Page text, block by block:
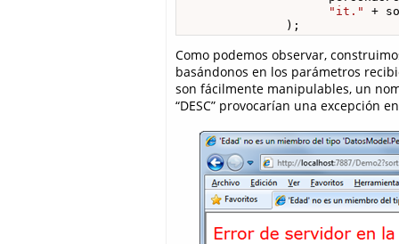
"it."
+
               );
Como podemos observar,
basándonos en los parámetros
son fácilmente manipulables, un
“DESC” provocarían una excepción